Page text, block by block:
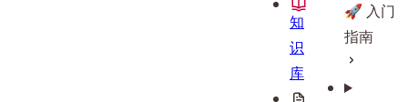
知
识
库
🚀 入门
指南